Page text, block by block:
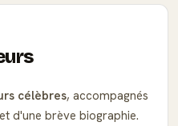
célèbres, accompagnés
d'une brève biographie.